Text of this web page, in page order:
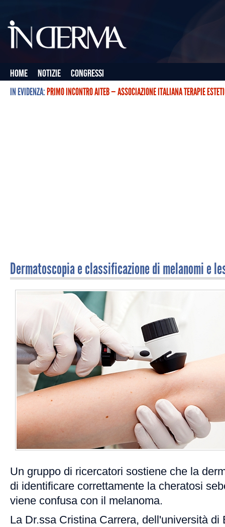
Home Notizie
Congressi
IN EVIDENZA:PRIMO INCONTRO AITEB — ASSOCIAZIONE ITALIANA TERAPIE
Dermatoscopia e classificazione di melanomi e
Un gruppo di ricercatori sostiene che la
di identificare correttamente la cheratosi
viene confusa con il melanoma.
La Dr.ssa Cristina Carrera, dell'università di